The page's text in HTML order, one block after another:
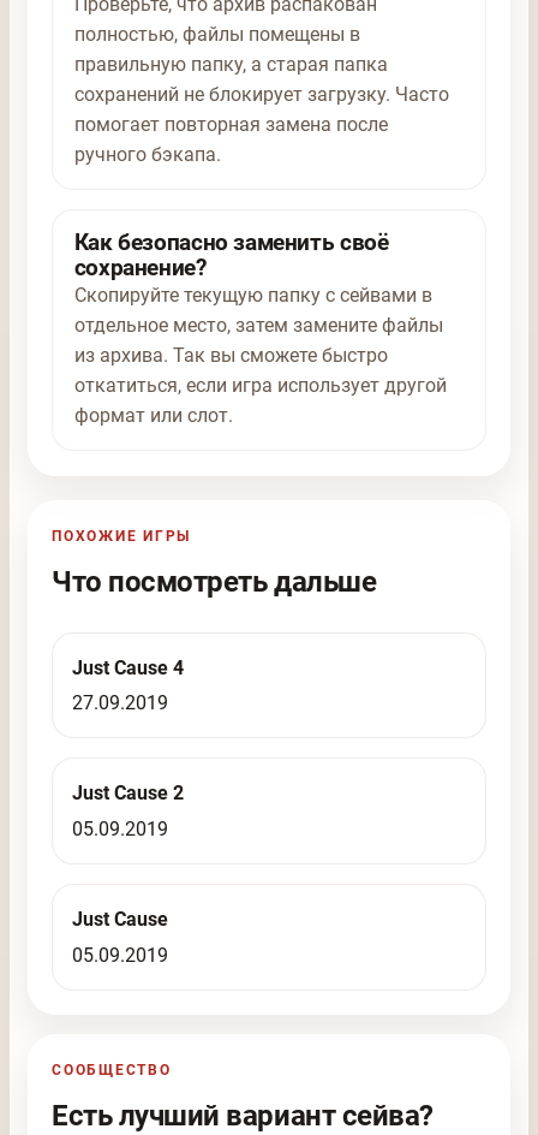
Проверьте, что архив распакован
полностью, файлы помещены в
правильную папку, а старая папка
сохранений не блокирует загрузку. Часто
помогает повторная замена после
ручного бэкапа.
Как безопасно заменить своё
сохранение?
Скопируйте текущую папку с сейвами в
отдельное место, затем замените файлы
из архива. Так вы сможете быстро
откатиться, если игра использует другой
формат или слот.
ПОХОЖИЕ ИГРЫ
Что посмотреть дальше
Just Cause 4
27.09.2019
Just Cause 2
05.09.2019
Just Cause
05.09.2019
СООБЩЕСТВО
Есть лучший вариант сейва?